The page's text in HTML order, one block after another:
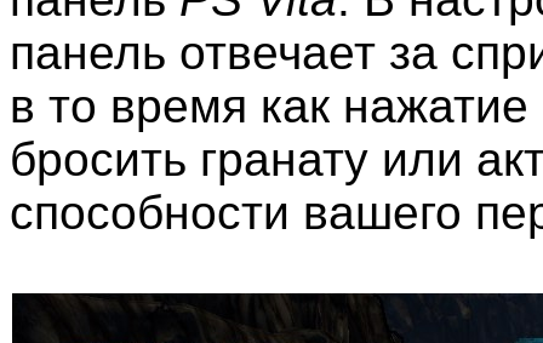
панель отвечает за
в то время как
бросить гранату или
способности вашего